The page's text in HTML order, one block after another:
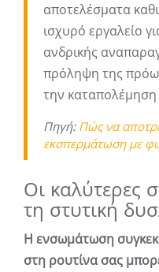
αποτελέσματα
ισχυρό εργαλείο
ανδρικής
πρόληψη της
την καταπολέμηση
Πηγή: Πώς να
εκσπερμάτωση με
Οι καλύτερες
τη στυτική
Η ενσωμάτωση
στη ρουτίνα σας